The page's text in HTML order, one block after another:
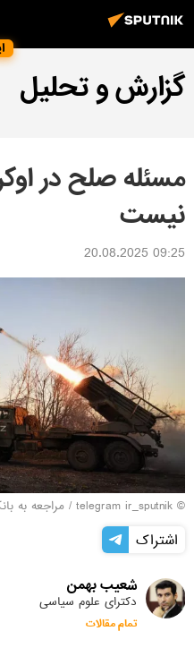
گزارش و تحلیل
مسئله صلح در
نیست
09:25 20.08.2025
© telegram ir_sputnik
/ مراجعه به
اشتراک
شعیب بهمن
دکترای علوم سیاسی
تمام مقالات